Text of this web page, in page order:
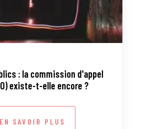
: la commission d'appel
existe-t-elle encore ?
EN SAVOIR PLUS